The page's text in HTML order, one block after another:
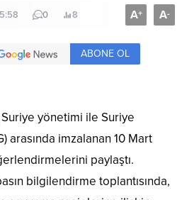
0 8 A+ A-
ABONE OL
Suriye yönetimi ile Suriye
arasında imzalanan 10 Mart
paylaştı.
bilgilendirme toplantısında,